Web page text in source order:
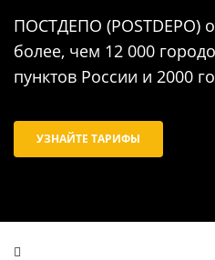
ПОСТДЕПО (POSTDEPO)
более, чем 12 000
пунктов России и 2000
УЗНАЙТЕ ТАРИФЫ